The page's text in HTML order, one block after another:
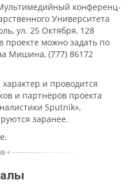
конференц-
Университета
ул. 25 Октября, 128
проекте можно задать по
Мишина, (777) 86172
и проводится
и партнёров проекта
Sputnik»,
заранее.